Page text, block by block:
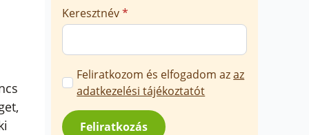
Keresztnév*
Marketing
üzenetek
jóváhagyása
*
Feliratkozom és elfogadom azaz
adatkezelési tájékoztatót
Feliratkozás